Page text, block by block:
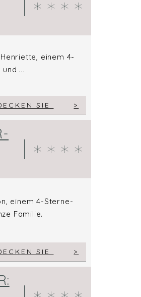
einem 4-
...
SIE
einem 4-Sterne-
Familie.
SIE